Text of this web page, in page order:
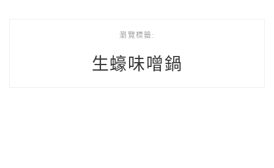
瀏覽標籤:
生蠔味噌鍋